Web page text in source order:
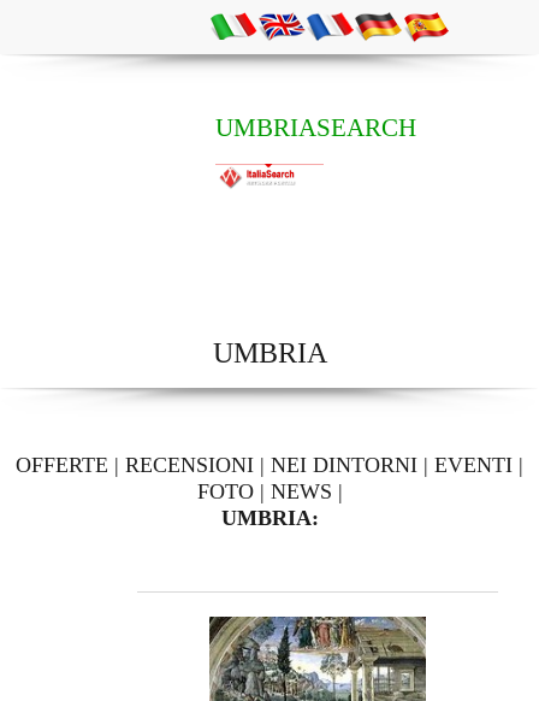
UMBRIASEARCH
UMBRIA
OFFERTE | RECENSIONI | NEI DINTORNI | EVENTI |
FOTO| NEWS |
UMBRIA: